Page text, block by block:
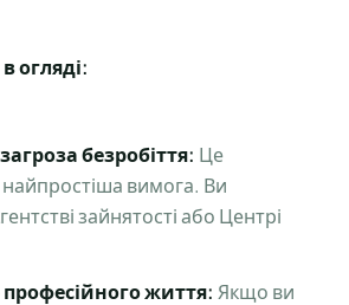
огляді:
безробіття: Це
вимога. Ви
зайнятості або Центрі
життя: Якщо ви